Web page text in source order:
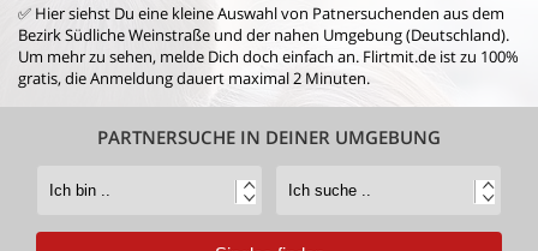
✅ Hier siehst Du eine kleine Auswahl von Patnersuchenden aus dem
Bezirk Südliche Weinstraße und der nahen Umgebung (Deutschland).
Um mehr zu sehen, melde Dich doch einfach an. Flirtmit.de ist zu 100%
gratis, die Anmeldung dauert maximal 2 Minuten.
PARTNERSUCHE IN DEINER UMGEBUNG